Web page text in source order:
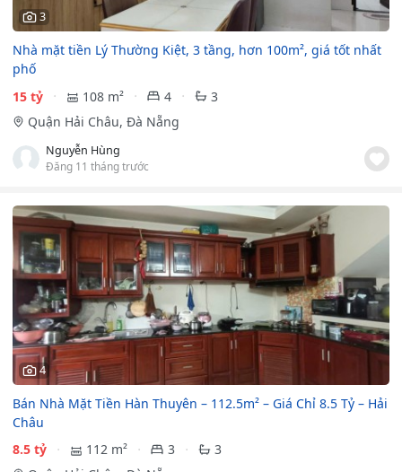
3
Nhà mặt tiền Lý Thường Kiệt, 3 tầng, hơn 100m², giá tốt nhất
phố
15 tỷ
108 m² 4
3
Quận Hải Châu, Đà Nẵng
Nguyễn Hùng
Đăng 11 tháng trước
4
Bán Nhà Mặt Tiền Hàn Thuyên – 112.5m² – Giá Chỉ 8.5 Tỷ – Hải
Châu
8.5 tỷ
112 m² 3
3